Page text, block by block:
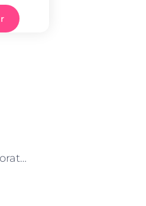
« Fromages Artisanaux et Collaboration avec les Chefs : Inspirations Culinaires »